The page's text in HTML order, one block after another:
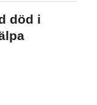
död i